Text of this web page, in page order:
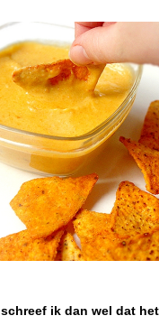
schreef ik dan wel dat